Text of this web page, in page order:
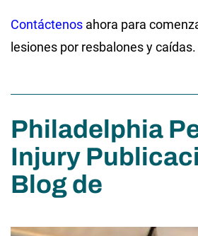
Contáctenos ahora para
lesiones por resbalones y caídas.
Philadelphia
Injury
Blog de